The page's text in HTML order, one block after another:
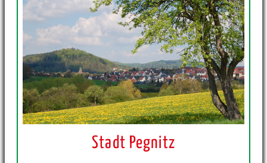
Stadt Pegnitz